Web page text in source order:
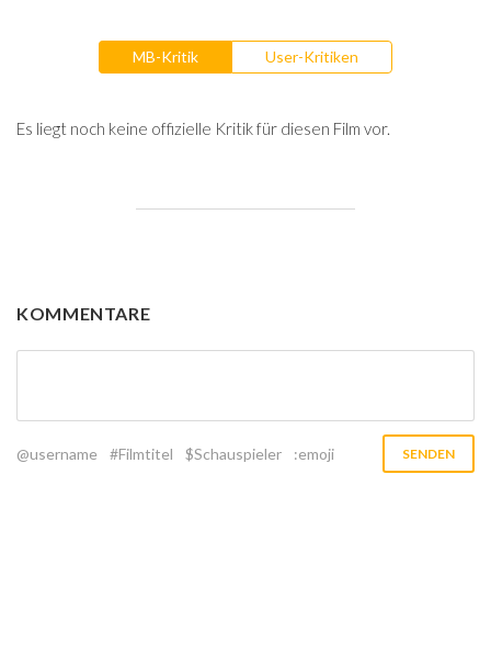
MB-Kritik User-Kritiken
Es liegt noch keine offizielle Kritik für diesen Film vor.
KOMMENTARE
@username #Filmtitel $Schauspieler :emoji